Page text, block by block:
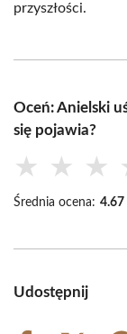
przyszłości.
Oceń: Anielski
się pojawia?
★ ★ ★
Średnia ocena: 4.67
Udostępnij